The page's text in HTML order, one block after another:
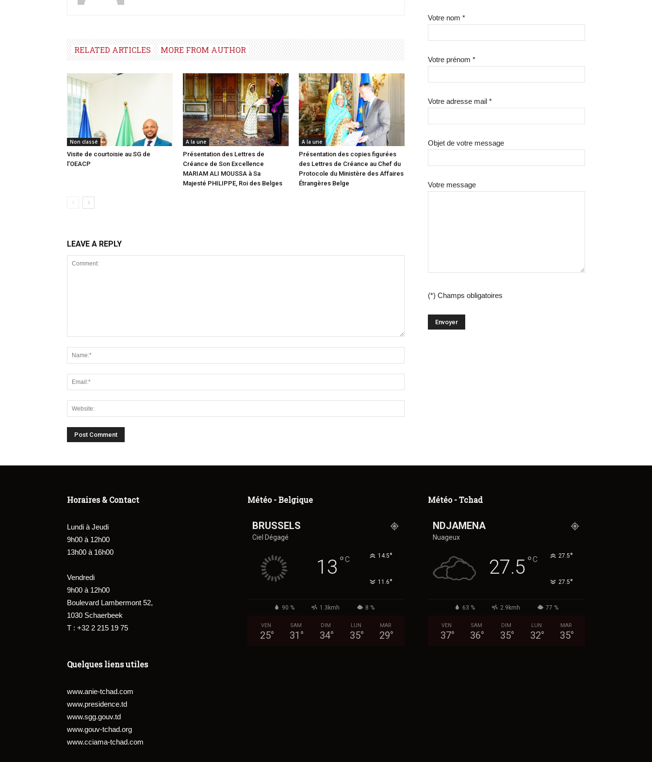
RELATED ARTICLES MORE FROM AUTHOR
Non classé
Visite de courtoisie au SG de
l’OEACP
A la une
Présentation des Lettres de
Créance de Son Excellence
MARIAM ALI MOUSSA à Sa
Majesté PHILIPPE, Roi des Belges
A la une
Présentation des copies figurées
des Lettres de Créance au Chef du
Protocole du Ministère des Affaires
Étrangères Belge
LEAVE A REPLY
Votre nom *
Votre prénom *
Votre adresse mail *
Objet de votre message
Votre message
(*) Champs obligatoires
Horaires & Contact
Lundi à Jeudi
9h00 à 12h00
13h00 à 16h00
Vendredi
9h00 à 12h00
Boulevard Lambermont 52,
1030 Schaerbeek
T : +32 2 215 19 75
Quelques liens utiles
www.anie-tchad.com
www.presidence.td
www.sgg.gouv.td
www.gouv-tchad.org
www.cciama-tchad.com
Météo - Belgique
BRUSSELS
Ciel Dégagé
13 °C 14.5°
11.6°
90 % 1.3kmh 8 %
VEN
25°
SAM
31 °
DIM
34°
LUN
35°
MAR
29°
Météo - Tchad
NDJAMENA
Nuageux
27.5°C 27.5°
27.5°
63 % 2.9kmh 77 %
VEN
37°
SAM
36°
DIM
35°
LUN
32°
MAR
35°